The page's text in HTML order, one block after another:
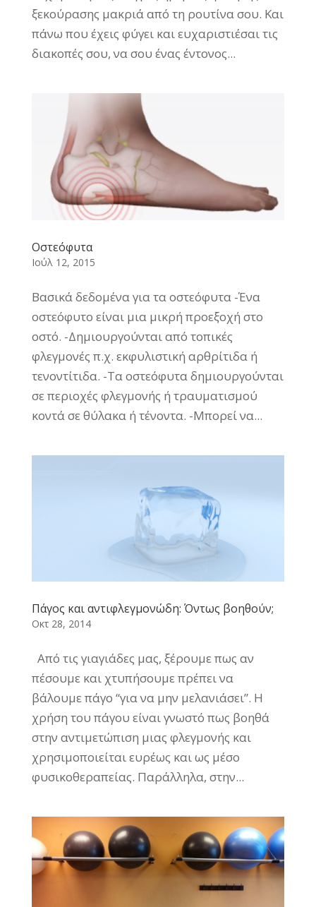
ξεκούρασης μακριά από τη ρουτίνα σου. Και
πάνω που έχεις φύγει και ευχαριστιέσαι τις
διακοπές σου, να σου ένας έντονος...
Οστεόφυτα
Ιούλ 12, 2015
Βασικά δεδομένα για τα οστεόφυτα -Ένα
οστεόφυτο είναι μια μικρή προεξοχή στο
οστό. -Δημιουργούνται από τοπικές
φλεγμονές π.χ. εκφυλιστική αρθρίτιδα ή
τενοντίτιδα. -Τα οστεόφυτα δημιουργούνται
σε περιοχές φλεγμονής ή τραυματισμού
κοντά σε θύλακα ή τένοντα. -Μπορεί να...
Πάγος και αντιφλεγμονώδη: Όντως βοηθούν;
Οκτ 28, 2014
Από τις γιαγιάδες μας, ξέρουμε πως αν
πέσουμε και χτυπήσουμε πρέπει να
βάλουμε πάγο “για να μην μελανιάσει”. Η
χρήση του πάγου είναι γνωστό πως βοηθά
στην αντιμετώπιση μιας φλεγμονής και
χρησιμοποιείται ευρέως και ως μέσο
φυσικοθεραπείας. Παράλληλα, στην...